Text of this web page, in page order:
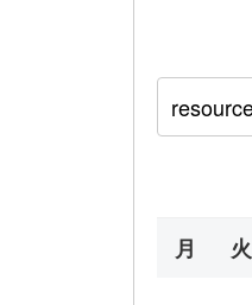
月
火